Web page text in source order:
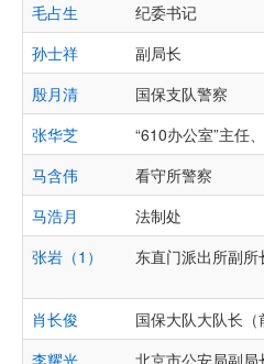
毛占生
纪委书记
孙士祥
副局长
殷月清
国保支队警察
张华芝
“610办公室”主任
马含伟
看守所警察
马浩月
法制处
张岩（1）
东直门派出所副
肖长俊
国保大队大队长（
李耀光
北京市公安局副